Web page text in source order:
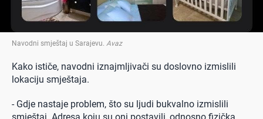
Navodni smještaj u Sarajevu Avaz
Kako ističe, navodni iznajmljivači su doslovno izmislili
lokaciju smještaja.
- Gdje nastaje problem, što su ljudi bukvalno izmislili
smještaj. Adresa koju su oni postavili, odnosno fizička